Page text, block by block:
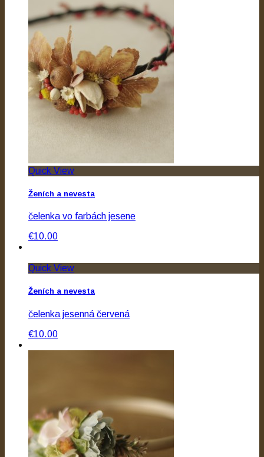
Quick View
Ženích a nevesta
čelenka vo farbách jesene
€10.00
Quick View
Ženích a nevesta
čelenka jesenná červená
€10.00